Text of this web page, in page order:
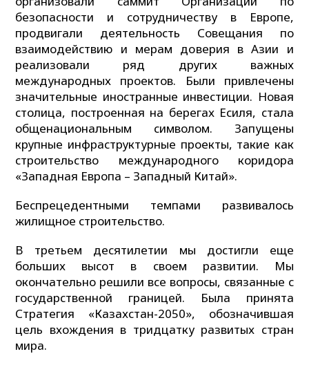
безопасности и сотрудничеству в Европе,
продвигали деятельность Совещания по
взаимодейст­вию и мерам доверия в Азии и
реализовали ряд других важных
международных проектов. Были привлечены
значительные иност­ранные инвестиции. Новая
столица, построенная на берегах Есиля, стала
общенацио­нальным символом. Запущены
крупные инфраструктурные проекты, такие как
строительство международного коридора
«Западная Европа – Западный Китай».
Беспрецедентными темпами развивалось
жилищное строительство.
В третьем десятилетии мы достигли еще
больших высот в своем развитии. Мы
окончательно решили все вопросы, связанные с
государственной границей. Была принята
Стратегия «Казахстан-2050», обозначившая
цель вхождения в тридцатку развитых стран
мира.